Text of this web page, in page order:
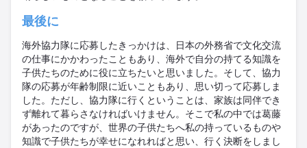
最後に
海外協力隊に応募したきっかけは、日本の外務省で文化交流
の仕事にかかわったこともあり、海外で自分の持てる知識を
子供たちのために役に立ちたいと思いました。そして、協力
隊の応募が年齢制限に近いこともあり、思い切って応募しま
した。ただし、協力隊に行くということは、家族は同伴でき
ず離れて暮らさなければいけません。そこで私の中では葛藤
があったのですが、世界の子供たちへ私の持っているものや
知識で子供たちが幸せになれればと思い、行く決断をしまし